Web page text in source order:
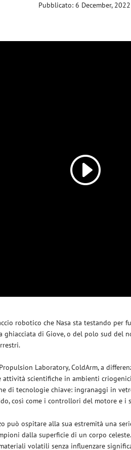
Pubblicato: 6 December, 2022
robotico che Nasa sta testando per
ghiacciata di Giove, o del polo sud del
Laboratory, ColdArm, a
attività scientifiche in ambienti
di tecnologie chiave: ingranaggi in
così come i controllori del motore e
può ospitare alla sua estremità una
dalla superficie di un corpo
volatili senza influenzare